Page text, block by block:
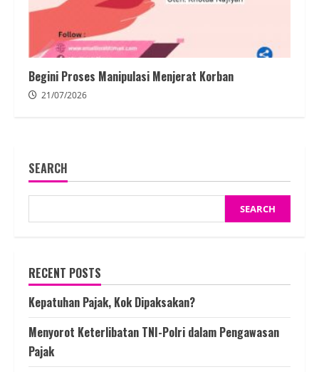
Begini Proses Manipulasi Menjerat Korban
21/07/2026
SEARCH
SEARCH
RECENT POSTS
Kepatuhan Pajak, Kok Dipaksakan?
Menyorot Keterlibatan TNI-Polri dalam Pengawasan
Pajak